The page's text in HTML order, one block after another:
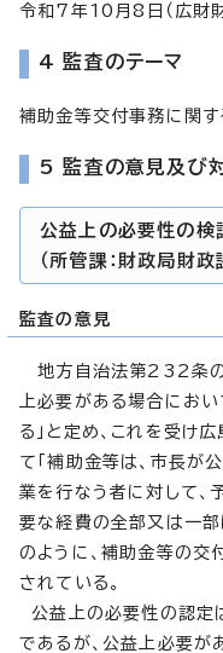
令和7年10月8日（広財
4 監査のテーマ
補助金等交付事務に関
5 監査の意見及び
公益上の必要性の検
（所管課：財政局財政
監査の意見
地方自治法第232条の
上必要がある場合にお
る」と定め、これを受け
て「補助金等は、市長が
業を行なう者に対して、
要な経費の全部又は一部
のように、補助金等の交
されている。
公益上の必要性の認定
であるが、公益上必要が